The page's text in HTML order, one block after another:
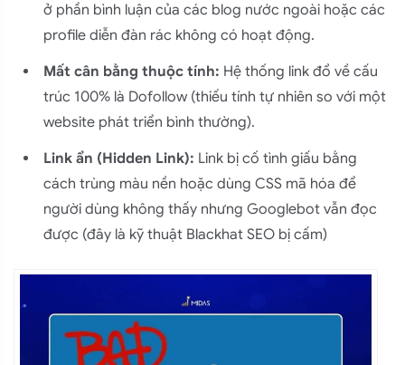
ở phần bình luận của các blog nước ngoài hoặc các
profile diễn đàn rác không có hoạt động.
Mất cân bằng thuộc tính: Hệ thống link đổ về cấu
trúc 100% là Dofollow (thiếu tính tự nhiên so với một
website phát triển bình thường).
Link ẩn (Hidden Link): Link bị cố tình giấu bằng
cách trùng màu nền hoặc dùng CSS mã hóa để
người dùng không thấy nhưng Googlebot vẫn đọc
được (đây là kỹ thuật Blackhat SEO bị cấm)